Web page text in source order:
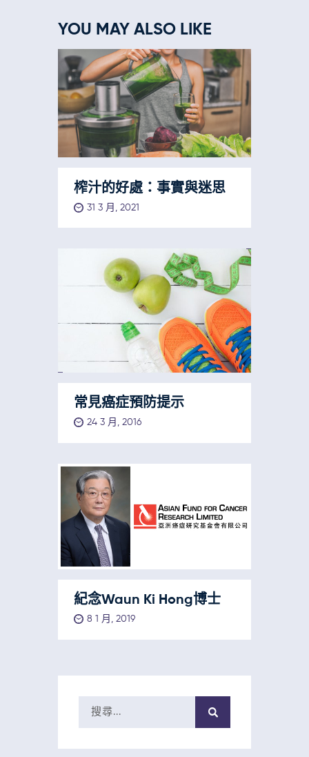
YOU MAY ALSO LIKE
榨汁的好處：事實與迷思
31 3 月, 2021
常見癌症預防提示
24 3 月, 2016
紀念Waun Ki Hong博士
8 1 月, 2019